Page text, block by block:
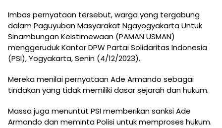
Imbas pernyataan tersebut, warga yang tergabung
dalam Paguyuban Masyarakat Ngayogyakarta Untuk
Sinambungan Keistimewaan (PAMAN USMAN)
menggeruduk Kantor DPW Partai Solidaritas Indonesia
(PSI), Yogyakarta, Senin (4/12/2023).
Mereka menilai pernyataan Ade Armando sebagai
tindakan yang tidak memiliki dasar sejarah dan hukum.
Massa juga menuntut PSI memberikan sanksi Ade
Armando dan meminta Polisi untuk memproses hukum.